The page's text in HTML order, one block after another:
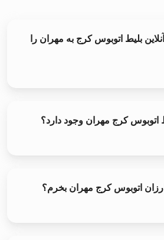
بلیط اتوبوس کرج به مهران را
اتوبوس کرج مهران وجود دارد؟
اتوبوس کرج مهران بخرم؟